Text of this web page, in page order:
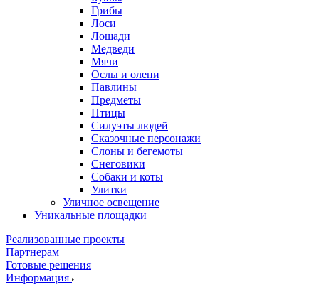
Грибы
Лоси
Лошади
Медведи
Мячи
Ослы и олени
Павлины
Предметы
Птицы
Силуэты людей
Сказочные персонажи
Слоны и бегемоты
Снеговики
Собаки и коты
Улитки
Уличное освещение
Уникальные площадки
Реализованные проекты
Партнерам
Готовые решения
Информация